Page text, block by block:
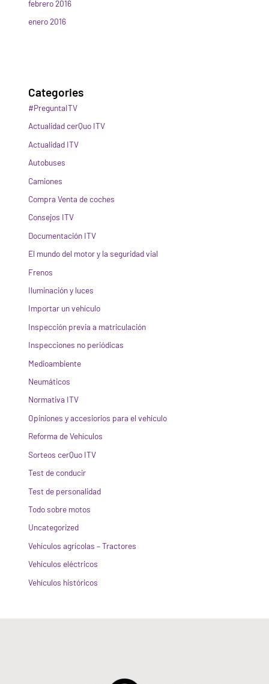
febrero 2016
enero 2016
Categories
#PreguntaITV
Actualidad cerQuo ITV
Actualidad ITV
Autobuses
Camiones
Compra Venta de coches
Consejos ITV
Documentación ITV
El mundo del motor y la seguridad vial
Frenos
Iluminación y luces
Importar un vehículo
Inspección previa a matriculación
Inspecciones no periódicas
Medioambiente
Neumáticos
Normativa ITV
Opiniones y accesiorios para el vehículo
Reforma de Vehículos
Sorteos cerQuo ITV
Test de conducir
Test de personalidad
Todo sobre motos
Uncategorized
Vehículos agrícolas – Tractores
Vehículos eléctricos
Vehículos históricos